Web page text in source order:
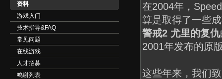
资料
游戏入门
技术指导&FAQ
常见问题
在线游戏
人才招募
鸣谢列表
在2004年，
算是取得了一些
警戒2 尤里的复仇
2001年发布的原
这些年来，我们